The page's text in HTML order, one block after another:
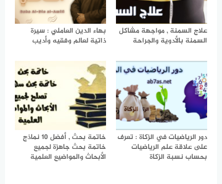
علاج السمنة , مواجهة مشاكل
السمنة بالأدوية والجراحة
بهاء الدين العاملي : سيرة
ذاتية لعالم وفقيه وأديب
دور الرياضيات في الزكاة : تعرف
على علاقة علم الرياضيات
بحساب نسبة الزكاة
خاتمة بحث , أفضل 10 نماذج
خاتمة بحث جاهزة لجميع
الأبحاث والمواضيع العلمية